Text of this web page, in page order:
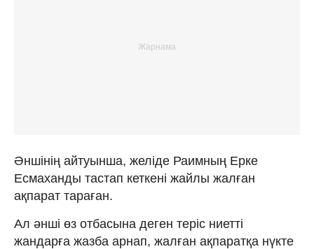
Әншінің айтуынша, желіде Раимның Ерке
Есмаханды тастап кеткені жайлы жалған
ақпарат тараған.
Ал әнші өз отбасына деген теріс ниетті
жандарға жазба арнап, жалған ақпаратқа нүкте